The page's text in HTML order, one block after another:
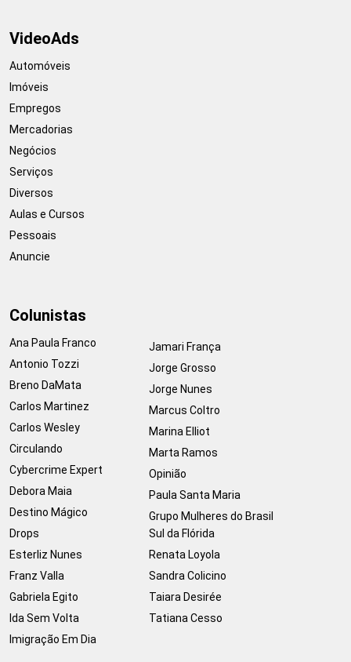
VideoAds
Automóveis
Imóveis
Empregos
Mercadorias
Negócios
Serviços
Diversos
Aulas e Cursos
Pessoais
Anuncie
Colunistas
Ana Paula Franco
Antonio Tozzi
Breno DaMata
Carlos Martinez
Carlos Wesley
Circulando
Cybercrime Expert
Debora Maia
Destino Mágico
Drops
Esterliz Nunes
Franz Valla
Gabriela Egito
Ida Sem Volta
Imigração Em Dia
Jamari França
Jorge Grosso
Jorge Nunes
Marcus Coltro
Marina Elliot
Marta Ramos
Opinião
Paula Santa Maria
Grupo Mulheres do Brasil
Sul da Flórida
Renata Loyola
Sandra Colicino
Taiara Desirée
Tatiana Cesso